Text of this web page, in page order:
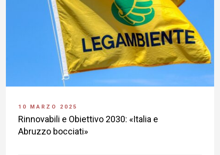
10 MARZO 2025
Rinnovabili e Obiettivo 2030: «Italia e
Abruzzo bocciati»